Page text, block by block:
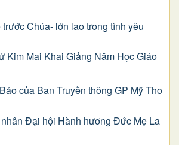
trước Chúa- lớn lao trong tình yêu
Kim Mai Khai Giảng Năm Học Giáo
của Ban Truyền thông GP Mỹ Tho
Đại hội Hành hương Đức Mẹ La